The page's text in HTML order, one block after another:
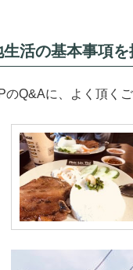
生活の基本事項を
のQ&Aに、よく頂く